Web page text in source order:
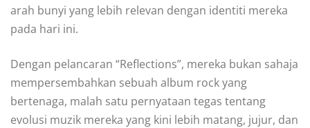
arah bunyi yang lebih relevan dengan identiti mereka
pada hari ini.
Dengan pelancaran “Reflections”, mereka bukan sahaja
mempersembahkan sebuah album rock yang
bertenaga, malah satu pernyataan tegas tentang
evolusi muzik mereka yang kini lebih matang, jujur, dan